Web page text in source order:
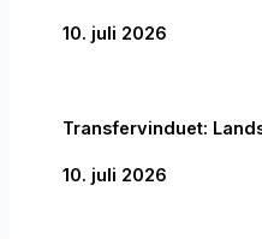
10. juli 2026
Transfervinduet:
10. juli 2026